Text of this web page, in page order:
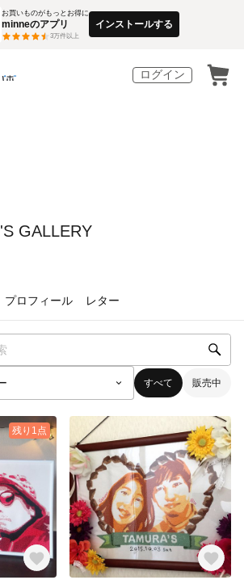
お買いものがもっとお得に
minneのアプリ
3万件以上
インストールする
ログイン
GALLERY
プロフィール レター
すべて 販売中
残り1点